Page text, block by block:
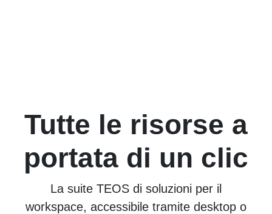
Tutte le risorse a
portata di un clic
La suite TEOS di soluzioni per il
workspace, accessibile tramite desktop o